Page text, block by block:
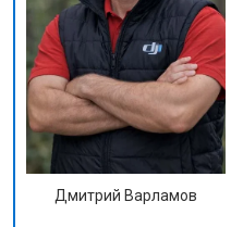
Дмитрий Варламов